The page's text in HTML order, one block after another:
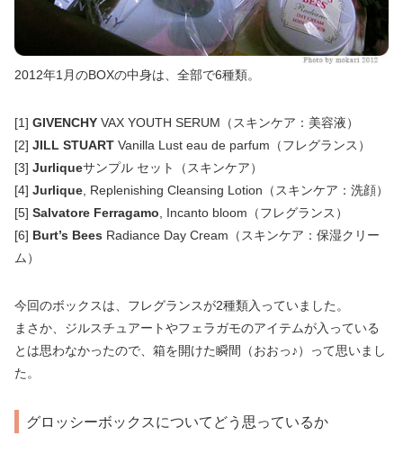
2012年1月のBOXの中身は、全部で6種類。
[1] GIVENCHY VAX YOUTH SERUM（スキンケア：美容液）
[2] JILL STUART Vanilla Lust eau de parfum（フレグランス）
[3] Jurliqueサンプル セット（スキンケア）
[4] Jurlique , Replenishing Cleansing Lotion（スキンケア：洗顔）
[5] Salvatore Ferragamo , Incanto bloom（フレグランス）
[6] Burt’s Bees Radiance Day Cream（スキンケア：保湿クリー
ム）
今回のボックスは、フレグランスが2種類入っていました。
まさか、ジルスチュアートやフェラガモのアイテムが入っている
とは思わなかったので、箱を開けた瞬間（おおっ♪）って思いまし
た。
グロッシーボックスについてどう思っているか